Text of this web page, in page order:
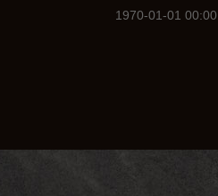
1970-01-01